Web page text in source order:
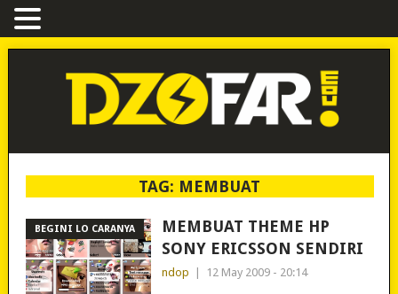
TAG: MEMBUAT
BEGINI LO CARANYA
MEMBUAT THEME HP
SONY ERICSSON SENDIRI
ndop 12 May 2009 - 20:14